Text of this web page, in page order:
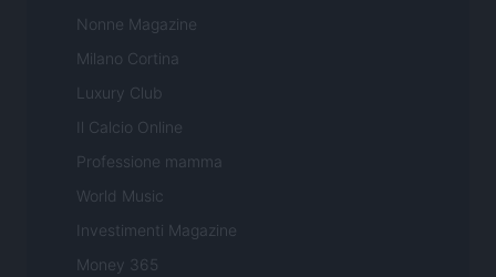
Nonne Magazine
Milano Cortina
Luxury Club
Il Calcio Online
Professione mamma
World Music
Investimenti Magazine
Money 365